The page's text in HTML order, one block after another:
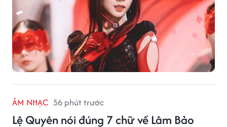
ÂM NHẠC 56 phút trước
Lệ Quyên nói đúng 7 chữ về Lâm Bảo